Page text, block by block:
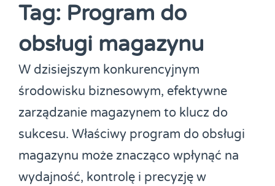
Tag: Program do
obsługi magazynu
W dzisiejszym konkurencyjnym
środowisku biznesowym, efektywne
zarządzanie magazynem to klucz do
sukcesu. Właściwy program do obsługi
magazynu może znacząco wpłynąć na
wydajność, kontrolę i precyzję w